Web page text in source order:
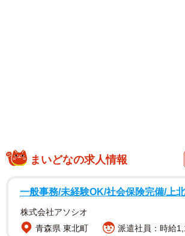
タベースから給与データである有価証券
抽出し、ランキング化したといいます。
まいどなの求人情報
一般事務/未経験OK/社会保険完備/上
株式会社アソシオ
青森県 東北町
派遣社員：時給